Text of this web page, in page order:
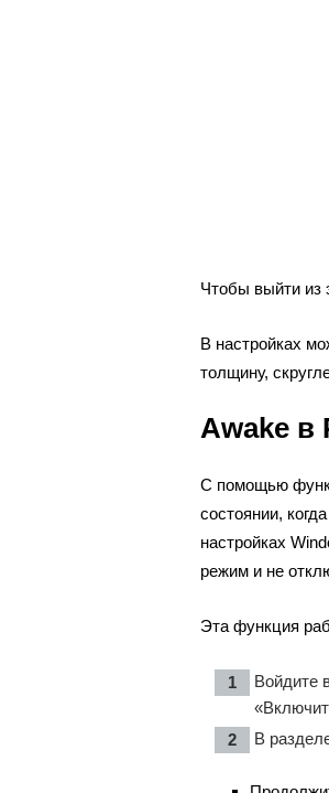
Чтобы выйти из
В настройках
толщину,
Awake в
С помощью
состоянии,
настройках
режим и не
Эта функция
Войдите
В